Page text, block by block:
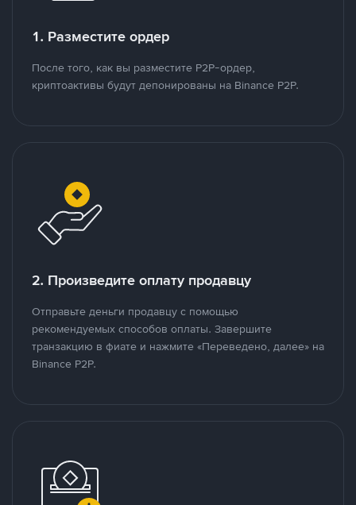
1. Разместите ордер
После того, как вы разместите P2P-ордер,
криптоактивы будут депонированы на Binance P2P.
2. Произведите оплату продавцу
Отправьте деньги продавцу с помощью
рекомендуемых способов оплаты. Завершите
транзакцию в фиате и нажмите «Переведено, далее» на
Binance P2P.